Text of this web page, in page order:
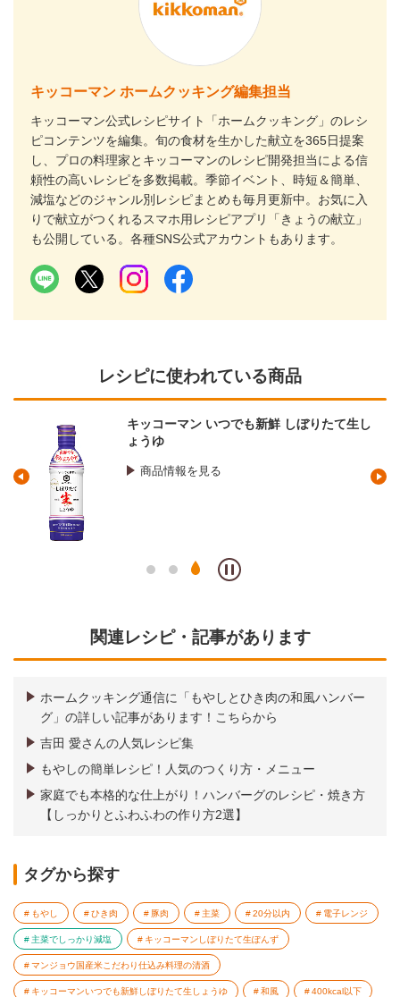
キッコーマン ホームクッキング編集担当
キッコーマン公式レシピサイト「ホームクッキング」のレシ
ピコンテンツを編集。旬の食材を生かした献立を365日提案
し、プロの料理家とキッコーマンのレシピ開発担当による信
頼性の高いレシピを多数掲載。季節イベント、時短＆簡単、
減塩などのジャンル別レシピまとめも毎月更新中。お気に入
りで献立がつくれるスマホ用レシピアプリ「きょうの献立」
も公開している。各種SNS公式アカウントもあります。
レシピに使われている商品
キッコーマン いつでも新鮮 しぼりたて生し
ょうゆ
商品情報を見る
関連レシピ・記事があります
ホームクッキング通信に「もやしとひき肉の和風ハンバー
グ」の詳しい記事があります！こちらから
吉田 愛さんの人気レシピ集
もやしの簡単レシピ！人気のつくり方・メニュー
家庭でも本格的な仕上がり！ハンバーグのレシピ・焼き方
【しっかりとふわふわの作り方2選】
タグから探す
もやし ひき肉 豚肉 主菜 20分以内 電子レンジ
主菜でしっかり減塩 キッコーマンしぼりたて生ぽんず
マンジョウ国産米こだわり仕込み料理の清酒
キッコーマンいつでも新鮮しぼりたて生しょうゆ 和風 400kcal以下